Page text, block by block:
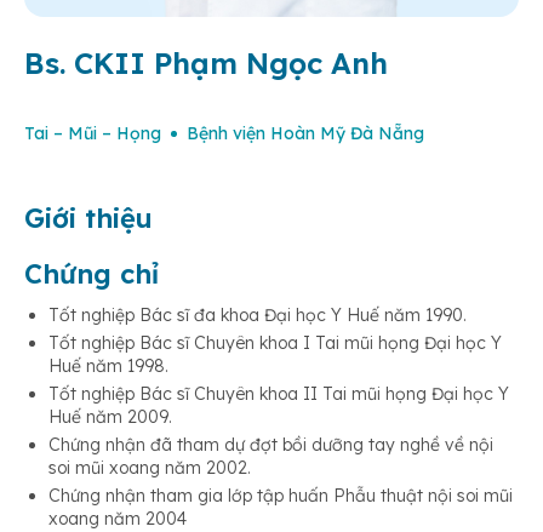
Bs. CKII Phạm Ngọc Anh
Tai – Mũi – Họng Bệnh viện Hoàn Mỹ Đà Nẵng
Giới thiệu
Chứng chỉ
Tốt nghiệp Bác sĩ đa khoa Đại học Y Huế năm 1990.
Tốt nghiệp Bác sĩ Chuyên khoa I Tai mũi họng Đại học Y
Huế năm 1998.
Tốt nghiệp Bác sĩ Chuyên khoa II Tai mũi họng Đại học Y
Huế năm 2009.
Chứng nhận đã tham dự đợt bồi dưỡng tay nghề về nội
soi mũi xoang năm 2002.
Chứng nhận tham gia lớp tập huấn Phẫu thuật nội soi mũi
xoang năm 2004